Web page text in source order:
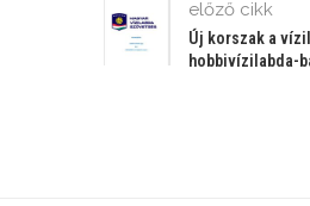
előző cikk
Új korszak a
hobbivízilabda-